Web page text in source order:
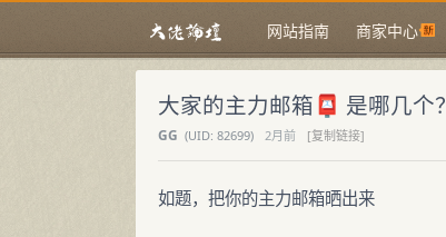
网站指南 商家中心
大家的主力邮箱📮 是哪几个？
GG (UID: 82699) 2月前
[复制链接]
如题，把你的主力邮箱晒出来